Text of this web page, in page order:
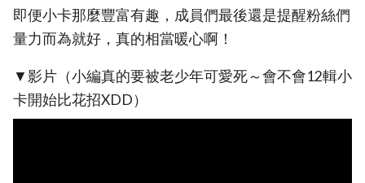
即便小卡那麼豐富有趣，成員們最後還是提醒粉絲們
量力而為就好，真的相當暖心啊！
▼影片（小編真的要被老少年可愛死～會不會12輯小
卡開始比花招XDD）